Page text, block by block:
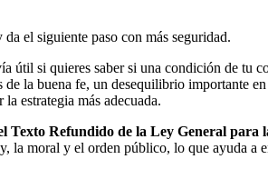
el siguiente paso con más seguridad.
útil si quieres saber si una condición de tu
de la buena fe, un desequilibrio
estrategia más adecuada.
Texto Refundido de la Ley General para
la moral y el orden público, lo que ayuda